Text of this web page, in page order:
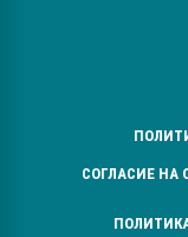
СОГЛАСИЕ НА